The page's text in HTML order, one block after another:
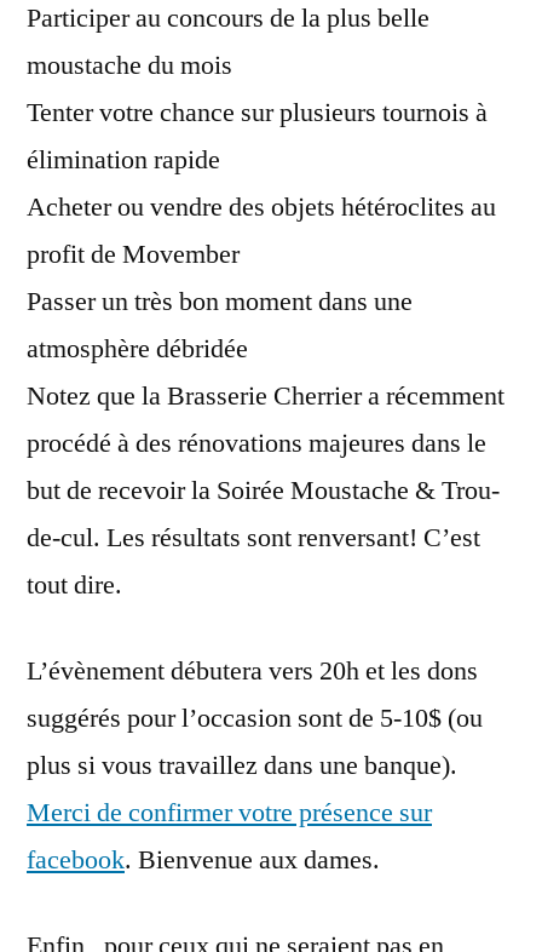
Participer au concours de la plus belle
moustache du mois
Tenter votre chance sur plusieurs tournois à
élimination rapide
Acheter ou vendre des objets hétéroclites au
profit de Movember
Passer un très bon moment dans une
atmosphère débridée
Notez que la Brasserie Cherrier a récemment
procédé à des rénovations majeures dans le
but de recevoir la Soirée Moustache & Trou-
de-cul. Les résultats sont renversant! C’est
tout dire.
L’évènement débutera vers 20h et les dons
suggérés pour l’occasion sont de 5-10$ (ou
plus si vous travaillez dans une banque).
Merci de confirmer votre présence sur
facebook. Bienvenue aux dames.